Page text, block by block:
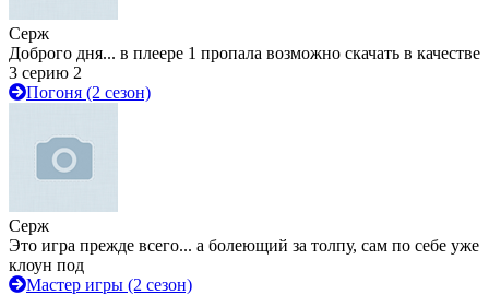
Серж
Доброго дня... в плеере 1 пропала возможно скачать в качестве
3 серию 2
Погоня (2 сезон)
Серж
Это игра прежде всего... а болеющий за толпу, сам по себе уже
клоун под
Мастер игры (2 сезон)